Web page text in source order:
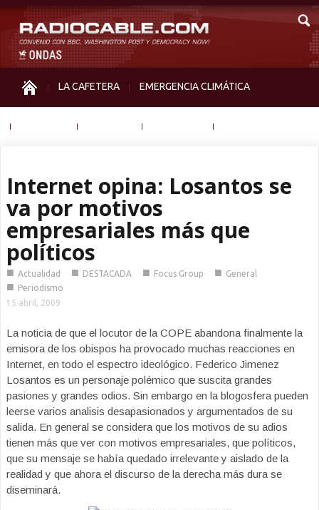
LA CAFETERA EMERGENCIA CLIMÁTICA
Internet opina: Losantos se
va por motivos
empresariales más que
políticos
■ Actualidad ■ DESTACADA ■ Focus Group ■ General
■ Periodismo
15 abril, 2009
La noticia de que el locutor de la COPE abandona finalmente la
emisora de los obispos ha provocado muchas reacciones en
Internet, en todo el espectro ideológico. Federico Jimenez
Losantos es un personaje polémico que suscita grandes
pasiones y grandes odios. Sin embargo en la blogosfera pueden
leerse varios analisis desapasionados y argumentados de su
salida. En general se considera que los motivos de su adios
tienen más que ver con motivos empresariales, que políticos,
que su mensaje se había quedado irrelevante y aislado de la
realidad y que ahora el discurso de la derecha más dura se
diseminará.